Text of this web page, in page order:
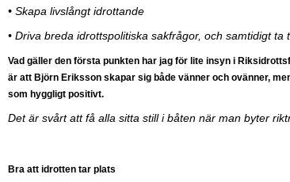
• Skapa livslångt idrottande
• Driva breda idrottspolitiska sakfrågor, och samtidigt
Vad gäller den första punkten har jag för lite insyn i
är att Björn Eriksson skapar sig både vänner och ovänner,
som hyggligt positivt.
Det är svårt att få alla sitta still i båten när man byter
Bra att idrotten tar plats